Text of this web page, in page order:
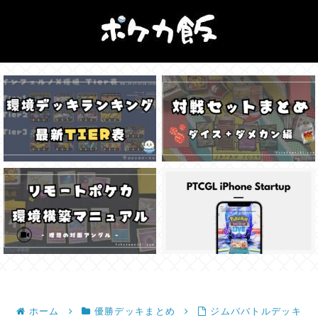
ホーム 優勝デッキまとめ
ジムババトルデッキ